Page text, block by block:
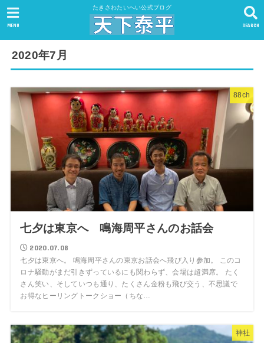
たきさわたいへい公式ブログ
SEARCH
MENU
2020年7月
88ch
七夕は東京へ 鳴海周平さんのお話会
2020.07.08
七夕は東京へ。 鳴海周平さんの東京お話会へ飛び入り参加。 このコ
ロナ騒動がまだ引きずっているにも関わらず、会場は超満席。 たく
さん笑い、そしていつも通り、たくさん金粉も飛び交う、不思議で
お得なヒーリングトークショー（ちな…
神社